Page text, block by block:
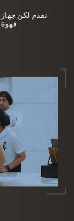
نقدم لكن